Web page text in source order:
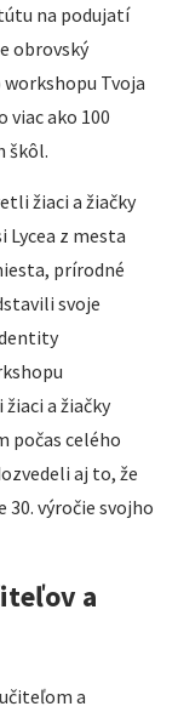
na podujatí
obrovský
Tvoja
viac ako 100
škôl.
žiaci a žiačky
Lycea z mesta
prírodné
svoje
a žiačky
počas celého
aj to, že
výročie svojho
a
a